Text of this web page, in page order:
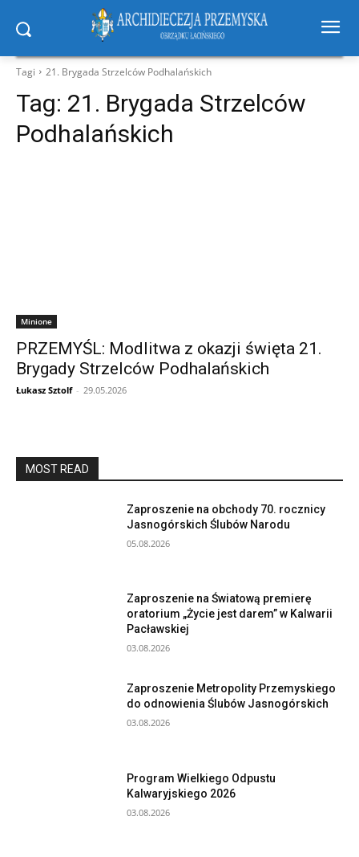
Tagi 21. Brygada Strzelców Podhalańskich
Tag: 21. Brygada Strzelców
Podhalańskich
Minione
PRZEMYŚL: Modlitwa z okazji święta 21.
Brygady Strzelców Podhalańskich
Łukasz Sztolf - 29.05.2026
MOST READ
Zaproszenie na obchody 70. rocznicy
Jasnogórskich Ślubów Narodu
05.08.2026
Zaproszenie na Światową premierę
oratorium „Życie jest darem” w Kalwarii
Pacławskiej
03.08.2026
Zaproszenie Metropolity Przemyskiego
do odnowienia Ślubów Jasnogórskich
03.08.2026
Program Wielkiego Odpustu
Kalwaryjskiego 2026
03.08.2026